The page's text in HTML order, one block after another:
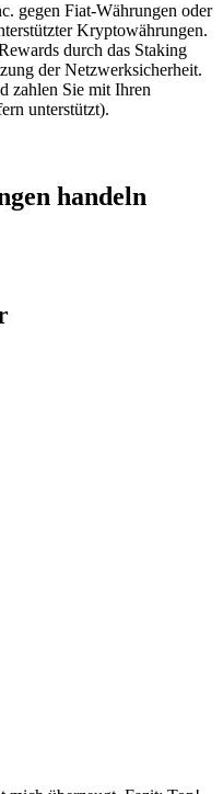
gegen Fiat-Währungen oder
Kryptowährungen.
durch das Staking
der Netzwerksicherheit.
zahlen Sie mit Ihren
unterstützt).
handeln